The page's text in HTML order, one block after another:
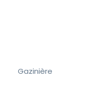
Gazinière